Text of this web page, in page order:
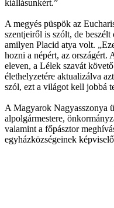
kiállásunkért.”
A megyés püspök az
szentjeiről is szólt, de
amilyen Placid atya volt.
hozni a népért, az országért.
eleven, a Lélek szavát
élethelyzetére aktualizálva
szól, ezt a világot kell jobbá
A Magyarok Nagyasszonya
alpolgármestere,
valamint a főpásztor
egyházközségeinek